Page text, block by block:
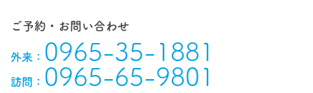
ご予約・お問い合わせ
外来： 0965-35-1881
訪問： 0965-65-9801